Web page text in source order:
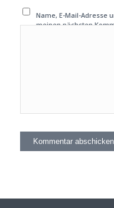
Name, E-Mail-Adresse
meinen nächsten